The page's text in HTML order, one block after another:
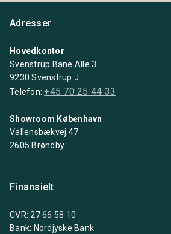
Adresser
Hovedkontor
Svenstrup Bane Alle 3
9230 Svenstrup J
Telefon:+45 70 25 44 33
Showroom København
Vallensbækvej 47
2605 Brøndby
Finansielt
CVR: 27 66 58 10
Bank: Nordjyske Bank